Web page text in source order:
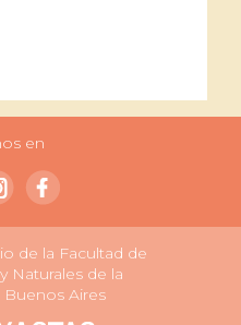
en
de la Facultad de
Naturales de la
Buenos Aires